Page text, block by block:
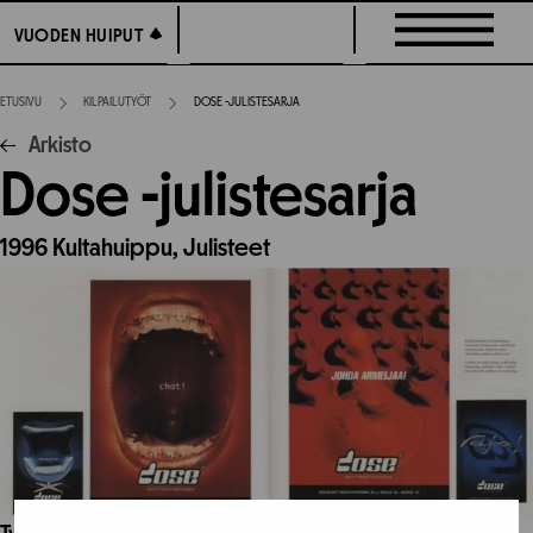
suoraan
sisältöön
VUODEN HUIPUT
VUODEN HUIPUT
ETUSIVU KILPAILUTYÖT DOSE -JULISTESARJA
Arkisto
Dose -julistesarja
1996 Kultahuippu, Julisteet